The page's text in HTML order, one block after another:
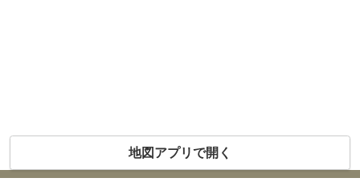
地図アプリで開く